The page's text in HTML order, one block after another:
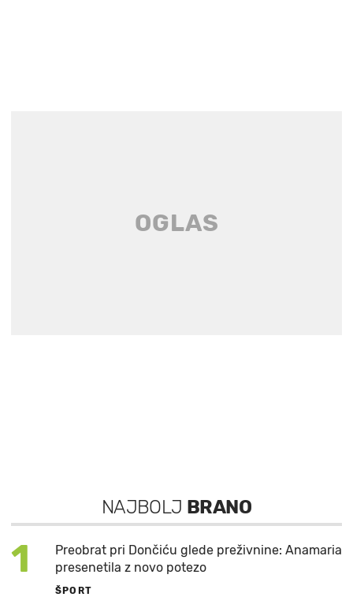
NAJBOLJ BRANO
1
Preobrat pri Dončiću glede preživnine: Anamaria
presenetila z novo potezo
ŠPORT